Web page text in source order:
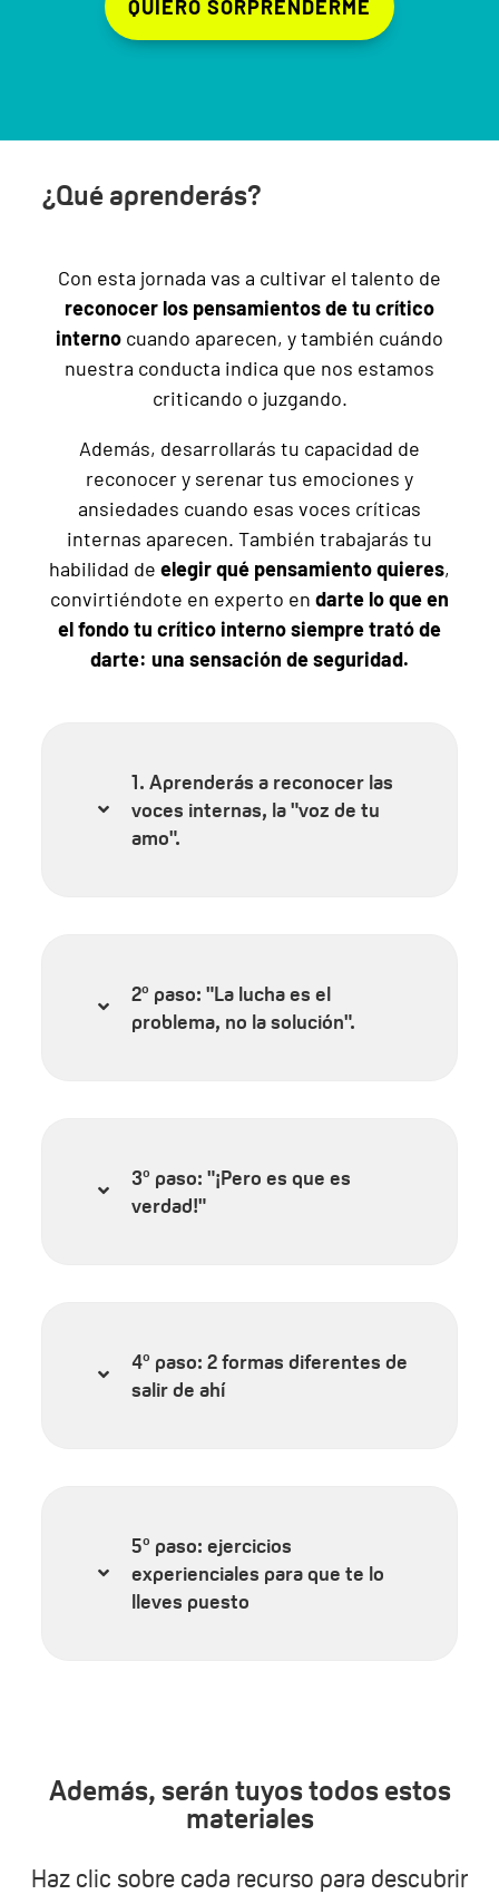
QUIERO SORPRENDERME
¿Qué aprenderás?
Con esta jornada vas a cultivar el talento de
reconocer los pensamientos de tu crítico
interno cuando aparecen, y también cuándo
nuestra conducta indica que nos estamos
criticando o juzgando.
Además, desarrollarás tu capacidad de
reconocer y serenar tus emociones y
ansiedades cuando esas voces críticas
internas aparecen. También trabajarás tu
habilidad de elegir qué pensamientoquieres,
convirtiéndote en experto en darte lo que en
el fondo tu crítico interno siempre trató de
darte: una sensación de seguridad.
1. Aprenderás a reconocer las
voces internas, la "voz de tu
amo".
2º paso: "La lucha es el
problema, no la solución".
3º paso: "¡Pero es que es
verdad!"
4º paso: 2 formas diferentes de
salir de ahí
5º paso: ejercicios
experienciales para que te lo
lleves puesto
Además, serán tuyos todos estos
materiales
Haz clic sobre cada recurso para descubrir